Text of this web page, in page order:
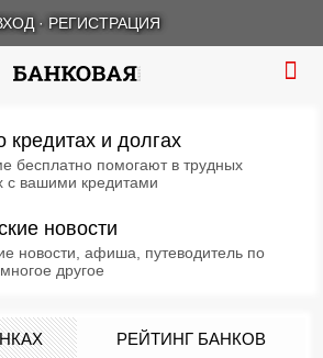
· РЕГИСТРАЦИЯ
кредитах и долгах
бесплатно помогают в трудных
с вашими кредитами
новости
новости, афиша, путеводитель по
другое
РЕЙТИНГ БАНКОВ